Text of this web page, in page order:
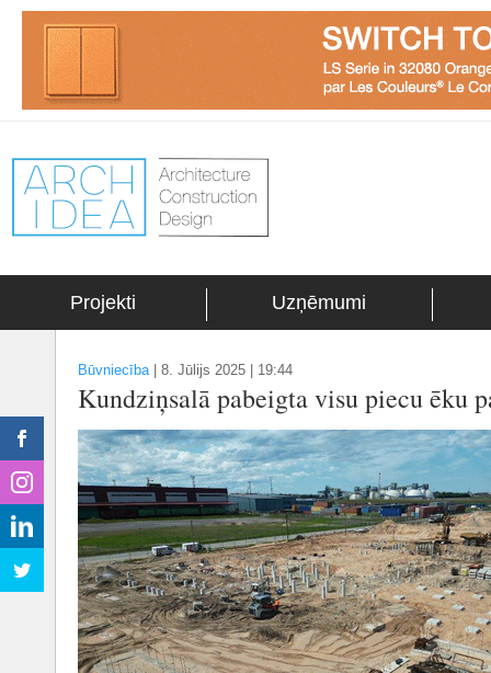
Projekti Uzņēmumi
Būvniecība| 8. Jūlijs 2025 | 19:44
Kundziņsalā pabeigta visu piecu ēku